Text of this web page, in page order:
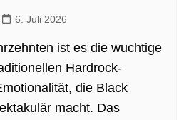
6. Juli 2026
ist es die wuchtige
Hardrock-
die Black
macht. Das